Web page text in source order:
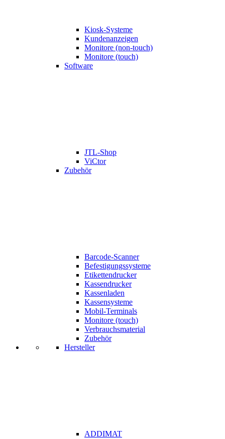
Kiosk-Systeme
Kundenanzeigen
Monitore (non-touch)
Monitore (touch)
Software
JTL-Shop
ViCtor
Zubehör
Barcode-Scanner
Befestigungssysteme
Etikettendrucker
Kassendrucker
Kassenladen
Kassensysteme
Mobil-Terminals
Monitore (touch)
Verbrauchsmaterial
Zubehör
Hersteller
ADDIMAT